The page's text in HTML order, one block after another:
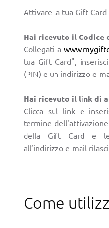
Attivare la tua Gift Card
Hai ricevuto il Codice
Collegati a
tua Gift Card",
(PIN) e un indirizzo e-
Hai ricevuto il link di
Clicca sul link e
termine
della Gift Card e
all’indirizzo e-mail
Come